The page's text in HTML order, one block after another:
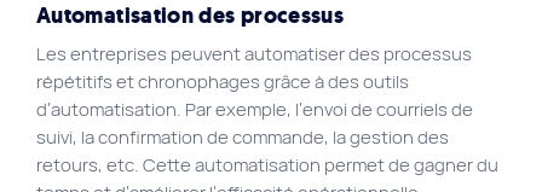
Automatisation des processus
Les entreprises peuvent automatiser des processus
répétitifs et chronophages grâce à des outils
d’automatisation. Par exemple, l’envoi de courriels de
suivi, la confirmation de commande, la gestion des
retours, etc. Cette automatisation permet de gagner du